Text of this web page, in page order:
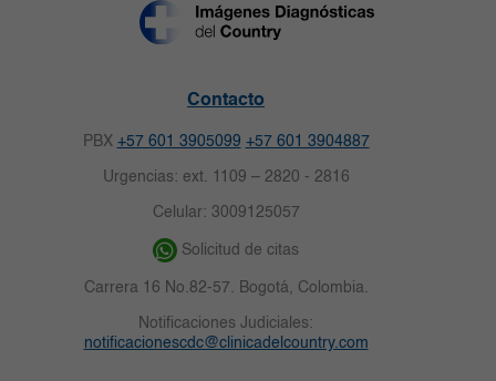
Contacto
PBX +57 601 3905099 +57 601 3904887
Urgencias: ext. 1109 – 2820 - 2816
Celular: 3009125057
Solicitud de citas
Carrera 16 No.82-57. Bogotá, Colombia.
Notificaciones Judiciales:
notificacionescdc@clinicadelcountry.com